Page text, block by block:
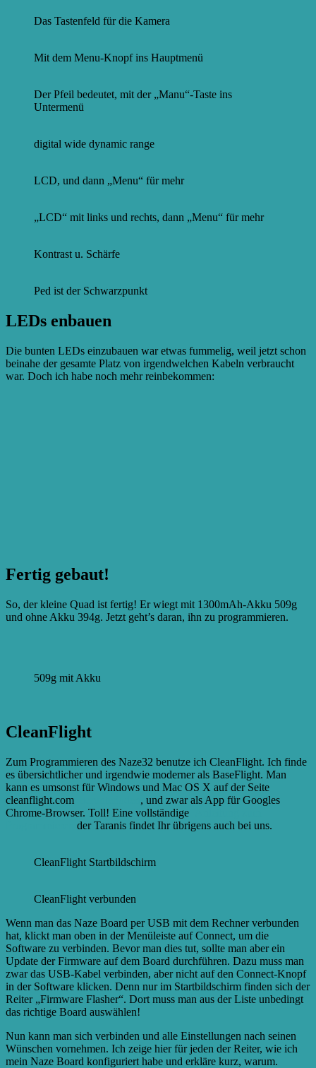
Das Tastenfeld für die Kamera
Mit dem Menu-Knopf ins Hauptmenü
Der Pfeil bedeutet, mit der „Manu“-Taste ins
Untermenü
digital wide dynamic range
LCD, und dann „Menu“ für mehr
„LCD“ mit links und rechts, dann „Menu“ für mehr
Kontrast u. Schärfe
Ped ist der Schwarzpunkt
LEDs enbauen
Die bunten LEDs einzubauen war etwas fummelig, weil jetzt schon
beinahe der gesamte Platz von irgendwelchen Kabeln verbraucht
war. Doch ich habe noch mehr reinbekommen:
Fertig gebaut!
So, der kleine Quad ist fertig! Er wiegt mit 1300mAh-Akku 509g
und ohne Akku 394g. Jetzt geht’s daran, ihn zu programmieren.
509g mit Akku
CleanFlight
Zum Programmieren des Naze32 benutze ich CleanFlight. Ich finde
es übersichtlicher und irgendwie moderner als BaseFlight. Man
kann es umsonst für Windows und Mac OS X auf der Seite
cleanflight.com
, und zwar als App für Googles
Chrome-Browser. Toll! Eine vollständige
der Taranis findet Ihr übrigens auch bei uns.
CleanFlight Startbildschirm
CleanFlight verbunden
Wenn man das Naze Board per USB mit dem Rechner verbunden
hat, klickt man oben in der Menüleiste auf Connect, um die
Software zu verbinden. Bevor man dies tut, sollte man aber ein
Update der Firmware auf dem Board durchführen. Dazu muss man
zwar das USB-Kabel verbinden, aber nicht auf den Connect-Knopf
in der Software klicken. Denn nur im Startbildschirm finden sich der
Reiter „Firmware Flasher“. Dort muss man aus der Liste unbedingt
das richtige Board auswählen!
Nun kann man sich verbinden und alle Einstellungen nach seinen
Wünschen vornehmen. Ich zeige hier für jeden der Reiter, wie ich
mein Naze Board konfiguriert habe und erkläre kurz, warum.